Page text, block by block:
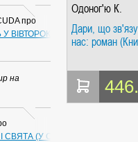
про
ВІВТОРОК. СЛАПОВСЬКИЙ О.І.
на
СВЯТА (У СХЕМАХ,
Одоног'ю К.
Дари, що
нас: роман